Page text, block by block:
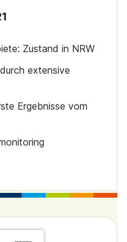
Zustand in NRW
extensive
Ergebnisse vom